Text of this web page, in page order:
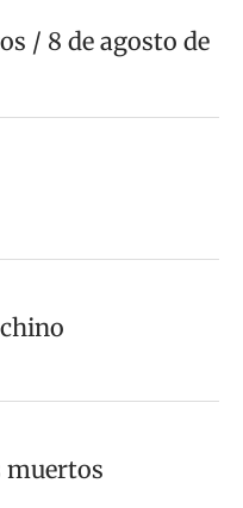
/ 8 de agosto de
muertos